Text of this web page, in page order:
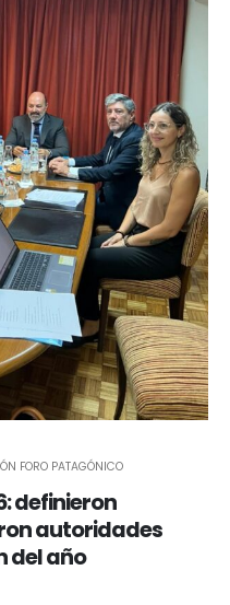
FORO PATAGÓNICO
definieron
autoridades
del año